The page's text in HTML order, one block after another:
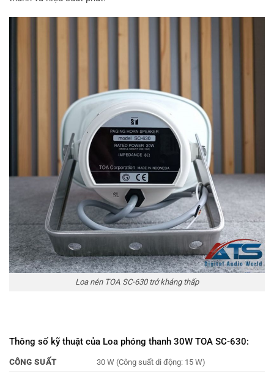
Loa nén TOA SC-630 trở kháng thấp
Thông số kỹ thuật của Loa phóng thanh 30W TOA SC-630:
CÔNG SUẤT
30 W (Công suất di động: 15 W)